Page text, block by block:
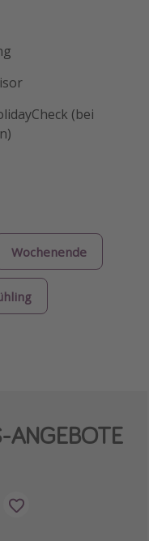
(bei
Wochenende
ANGEBOTE